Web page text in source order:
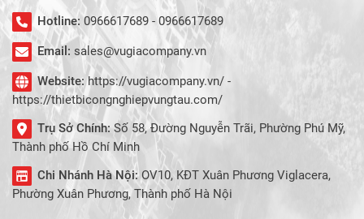
Hotline: 0966617689 - 0966617689
Email: sales@vugiacompany.vn
Website: https://vugiacompany.vn/ -
https://thietbicongnghiepvungtau.com/
Trụ Sở Chính: Số 58, Đường Nguyễn Trãi, Phường Phú Mỹ,
Thành phố Hồ Chí Minh
Chi Nhánh Hà Nội:OV10, KĐT Xuân Phương Viglacera,
Phường Xuân Phương, Thành phố Hà Nội